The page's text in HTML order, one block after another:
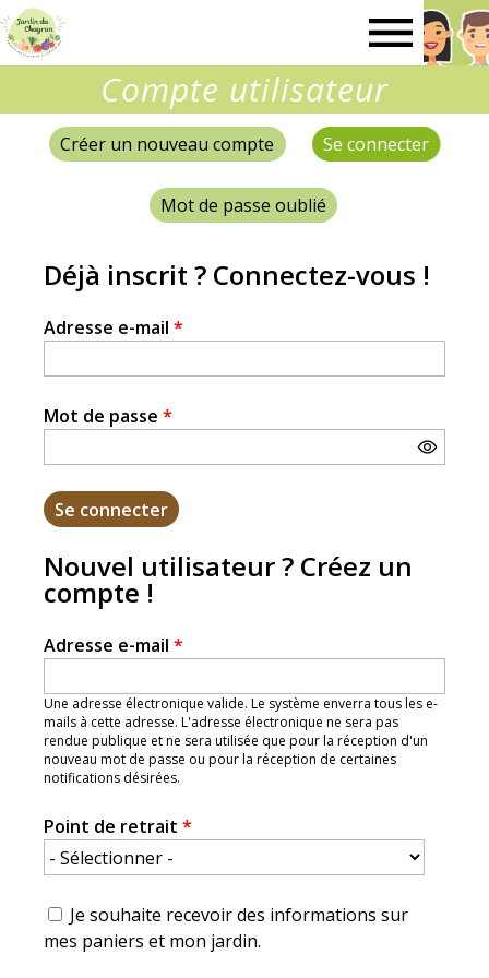
Jardin
du
Compte utilisateur
OngletsCréer un nouveau compte Se connecter
Mot de passe oublié
Déjà inscrit ? Connectez-vous !
Adresse e-mail *
Mot de passe *
Nouvel utilisateur ? Créez un
compte !
Adresse e-mail *
Une adresse électronique valide. Le système enverra tous les e-
mails à cette adresse. L'adresse électronique ne sera pas
rendue publique et ne sera utilisée que pour la réception d'un
nouveau mot de passe ou pour la réception de certaines
notifications désirées.
Point de retrait *
Je souhaite recevoir des informations sur
mes paniers et mon jardin.